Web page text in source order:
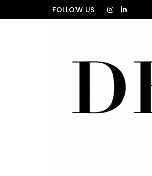
Skip to contentFOLLOW US